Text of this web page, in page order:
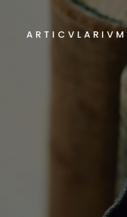
ARTICVLARIVM